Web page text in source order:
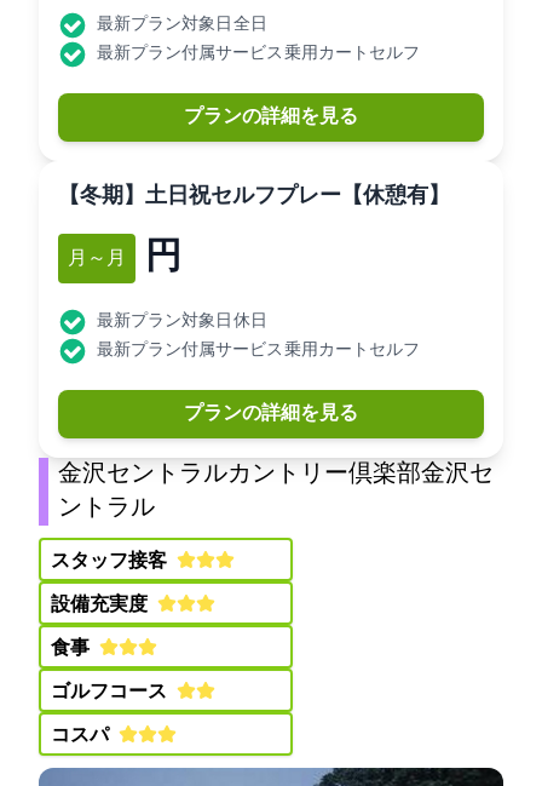
最新プラン対象日: 全日
最新プラン付属サービス: 乗用カートセルフ
プランの詳細を見る
【冬期】土日祝セルフプレー【休憩有】
1月～2月 9,090円
最新プラン対象日: 休日
最新プラン付属サービス: 乗用カートセルフ
プランの詳細を見る
金沢セントラルカントリー倶楽部(金沢セ
ントラルCC)
スタッフ接客:
設備充実度:
食事:
ゴルフコース:
コスパ: